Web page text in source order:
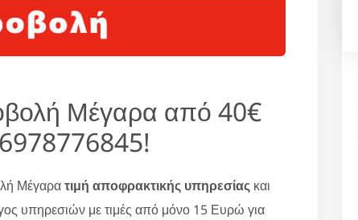
Μέγαρα από 40€
Μέγαρατιμή αποφρακτικής υπηρεσίας και
υπηρεσιών με τιμές από μόνο 15 Ευρώ για